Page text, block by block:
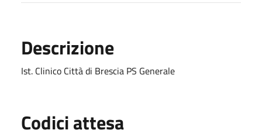
Descrizione
Ist. Clinico Città di Brescia PS Generale
Codici attesa